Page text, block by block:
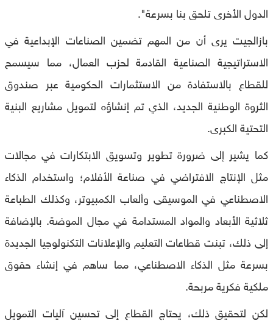
الدول الأخرى تلحق بنا بسرعة".
بازالجيت يرى أن من المهم تضمين الصناعات الإبداعية في
الاستراتيجية الصناعية القادمة لحزب العمال، مما سيسمح
للقطاع بالاستفادة من الاستثمارات الحكومية عبر صندوق
الثروة الوطنية الجديد، الذي تم إنشاؤه لتمويل مشاريع البنية
التحتية الكبرى.
كما يشير إلى ضرورة تطوير وتسويق الابتكارات في مجالات
مثل الإنتاج الافتراضي في صناعة الأفلام؛ واستخدام الذكاء
الاصطناعي في الموسيقى وألعاب الكمبيوتر، وكذلك الطباعة
ثلاثية الأبعاد والمواد المستدامة في مجال الموضة. بالإضافة
إلى ذلك، تبنت قطاعات التعليم والإعلانات التكنولوجيا الجديدة
بسرعة مثل الذكاء الاصطناعي، مما ساهم في إنشاء حقوق
ملكية فكرية مربحة.
لكن لتحقيق ذلك، يحتاج القطاع إلى تحسين آليات التمويل